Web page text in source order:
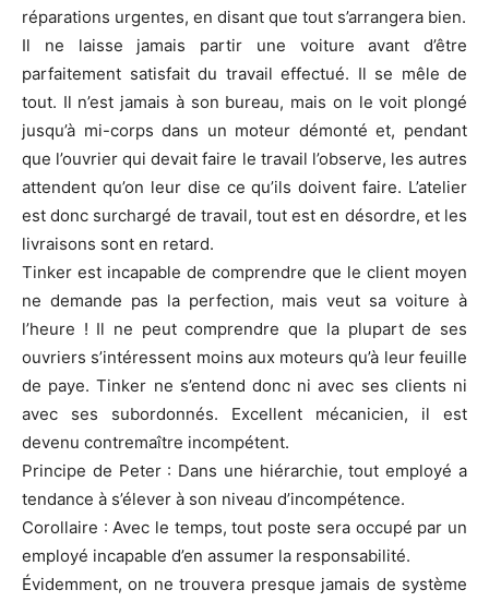
réparations urgentes, en disant que tout s’arrangera bien.
Il ne laisse jamais partir une voiture avant d’être
parfaitement satisfait du travail effectué. Il se mêle de
tout. Il n’est jamais à son bureau, mais on le voit plongé
jusqu’à mi-corps dans un moteur démonté et, pendant
que l’ouvrier qui devait faire le travail l’observe, les autres
attendent qu’on leur dise ce qu’ils doivent faire. L’atelier
est donc surchargé de travail, tout est en désordre, et les
livraisons sont en retard.
Tinker est incapable de comprendre que le client moyen
ne demande pas la perfection, mais veut sa voiture à
l’heure ! Il ne peut comprendre que la plupart de ses
ouvriers s’intéressent moins aux moteurs qu’à leur feuille
de paye. Tinker ne s’entend donc ni avec ses clients ni
avec ses subordonnés. Excellent mécanicien, il est
devenu contremaître incompétent.
Principe de Peter : Dans une hiérarchie, tout employé a
tendance à s’élever à son niveau d’incompétence.
Corollaire : Avec le temps, tout poste sera occupé par un
employé incapable d’en assumer la responsabilité.
Évidemment, on ne trouvera presque jamais de système